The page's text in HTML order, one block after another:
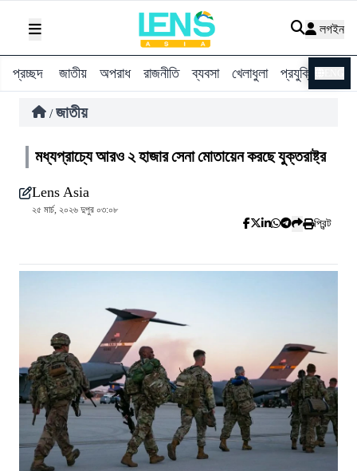
লগইন
প্রচ্ছদ জাতীয় অপরাধ রাজনীতি ব্যবসা খেলাধুলা প্রযুক্তি
/ জাতীয়
মধ্যপ্রাচ্যে আরও ২ হাজার সেনা মোতায়েন করছে যুক্তরাষ্ট্র
Lens Asia
২৫ মার্চ, ২০২৬ দুপুর ০৩:০৮
প্রিন্ট